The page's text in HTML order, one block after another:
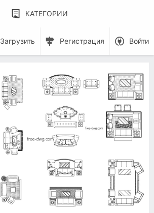
КАТЕГОРИИ
Загрузить Регистрация Войти